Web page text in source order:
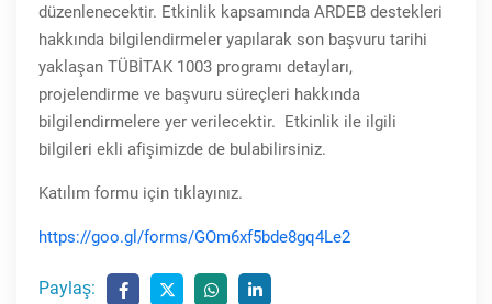
düzenlenecektir. Etkinlik kapsamında ARDEB destekleri
hakkında bilgilendirmeler yapılarak son başvuru tarihi
yaklaşan TÜBİTAK 1003 programı detayları,
projelendirme ve başvuru süreçleri hakkında
bilgilendirmelere yer verilecektir. Etkinlik ile ilgili
bilgileri ekli afişimizde de bulabilirsiniz.
Katılım formu için tıklayınız.
https://goo.gl/forms/GOm6xf5bde8gq4Le2
Paylaş: